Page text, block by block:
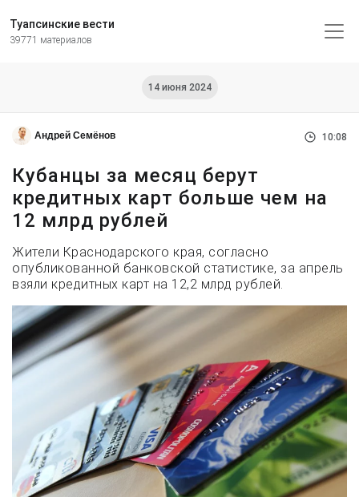
Туапсинские вести
39771 материалов
14 июня 2024
Андрей Семёнов 10:08
Кубанцы за месяц берут
кредитных карт больше чем на
12 млрд рублей
Жители Краснодарского края, согласно
опубликованной банковской статистике, за апрель
взяли кредитных карт на 12,2 млрд рублей.